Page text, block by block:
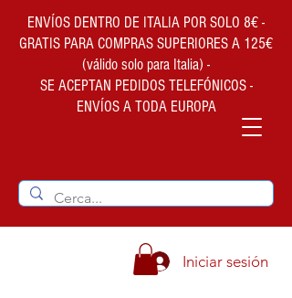
ENVÍOS DENTRO DE ITALIA POR SOLO 8€ -
GRATIS PARA COMPRAS SUPERIORES A 125€
(válido solo para Italia) -
SE ACEPTAN PEDIDOS TELEFÓNICOS -
ENVÍOS A TODA EUROPA
Iniciar sesión